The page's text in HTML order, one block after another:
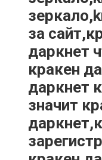
за
даркнет
кракен
даркнет
значит